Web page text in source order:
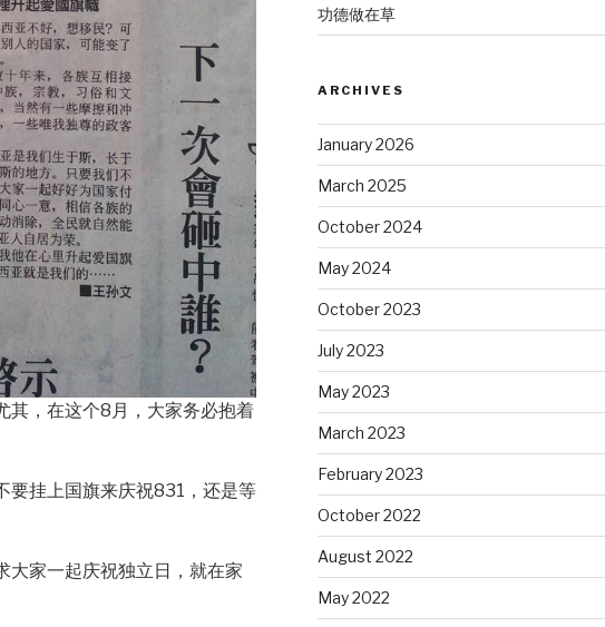
其，在这个8月，大家务必抱着
要挂上国旗来庆祝831，还是等
大家一起庆祝独立日，就在家
功德做在草
ARCHIVES
January 2026
March 2025
October 2024
May 2024
October 2023
July 2023
May 2023
March 2023
February 2023
October 2022
August 2022
May 2022